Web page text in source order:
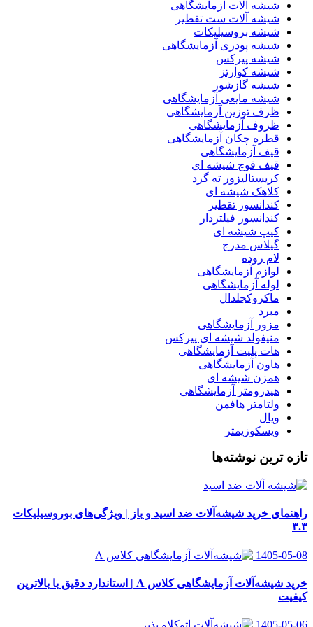
شیشه آلات آزمایشگاهی
شیشه آلات ست تقطیر
شیشه بروسیلیکات
شیشه پودری آزمایشگاهی
شیشه پیرکس
شیشه کوارتز
شیشه گازشور
شیشه مایعی آزمایشگاهی
ظرف توزین آزمایشگاهی
ظروف آزمایشگاهی
قطره چکان آزمایشگاهی
قیف آزمایشگاهی
قیف قوچ شیشه ای
کریستالیزور ته گرد
کلاهک شیشه ای
کندانسور تقطیر
کندانسور فیلتردار
کیپ شیشه ای
گیلاس مدرج
لام روده
لوازم آزمایشگاهی
لوله آزمایشگاهی
ماکروکجلدال
مبرد
مزور آزمایشگاهی
منیفولد شیشه ای پیرکس
هات پلیت آزمایشگاهی
هاون آزمایشگاهی
همزن شیشه ای
هیدرومتر آزمایشگاهی
ولتامتر هافمن
ویال
ویسکوزیمتر
تازه ترین نوشته‌ها
راهنمای خرید شیشه‌آلات ضد اسید و باز | ویژگی‌های بوروسیلیکات
۳.۳
1405-05-08
خرید شیشه‌آلات آزمایشگاهی کلاس A | استاندارد دقیق با بالاترین
کیفیت
1405-05-06